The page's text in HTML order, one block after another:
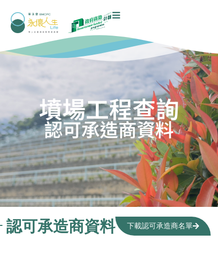
墳場工程查詢
認可承造商資料
認可承造商資料 下載認可承造商名單